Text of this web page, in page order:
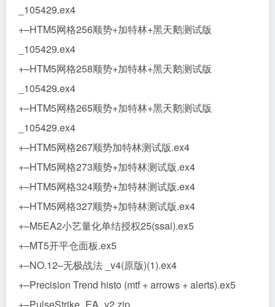
_105429.ex4
+–HTM5网格256顺势+加特林+黑天鹅测试版
_105429.ex4
+–HTM5网格258顺势+加特林+黑天鹅测试版
_105429.ex4
+–HTM5网格265顺势+加特林+黑天鹅测试版
_105429.ex4
+–HTM5网格267顺势加特林测试版.ex4
+–HTM5网格273顺势+加特林测试版.ex4
+–HTM5网格324顺势+加特林测试版.ex4
+–HTM5网格327顺势+加特林测试版.ex4
+–M5EA2小艺量化单结授权25(ssai).ex5
+–MT5开平仓面板.ex5
+–NO.12–无极战法 _v4(原版)(1).ex4
+–Precision Trend histo (mtf + arrows + alerts).ex5